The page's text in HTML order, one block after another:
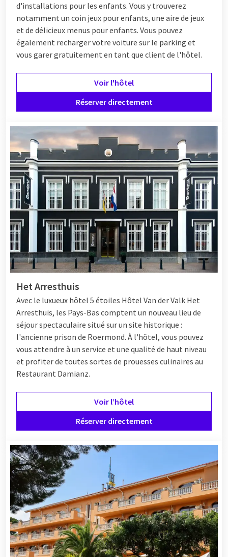
d'installations pour les enfants. Vous y trouverez
notamment un coin jeux pour enfants, une aire de jeux
et de délicieux menus pour enfants. Vous pouvez
également recharger votre voiture sur le parking et
vous garer gratuitement en tant que client de l'hôtel.
Voir l'hôtel
Réserver directement
Het Arresthuis
Avec le luxueux hôtel 5 étoiles Hôtel Van der Valk Het
Arresthuis, les Pays-Bas comptent un nouveau lieu de
séjour spectaculaire situé sur un site historique :
l'ancienne prison de Roermond. À l'hôtel, vous pouvez
vous attendre à un service et une qualité de haut niveau
et profiter de toutes sortes de prouesses culinaires au
Restaurant Damianz.
Voir l’hôtel
Réserver directement